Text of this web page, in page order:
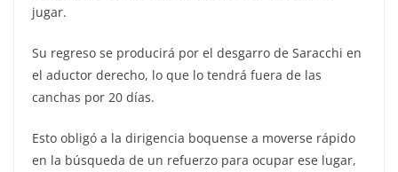
jugar.
Su regreso se producirá por el desgarro de Saracchi en
el aductor derecho, lo que lo tendrá fuera de las
canchas por 20 días.
Esto obligó a la dirigencia boquense a moverse rápido
en la búsqueda de un refuerzo para ocupar ese lugar,